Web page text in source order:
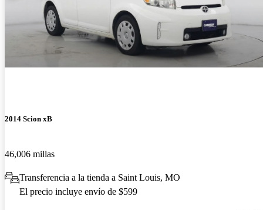
2014 Scion xB
46,006 millas
Transferencia a la tienda a Saint Louis, MO
El precio incluye envío de $599